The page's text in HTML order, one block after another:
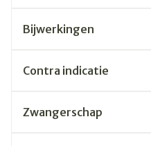
Bijwerkingen
Contra indicatie
Zwangerschap